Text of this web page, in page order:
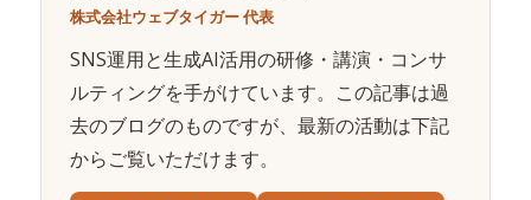
株式会社ウェブタイガー 代表
SNS運用と生成AI活用の研修・講演・コンサ
ルティングを手がけています。この記事は過
去のブログのものですが、最新の活動は下記
からご覧いただけます。